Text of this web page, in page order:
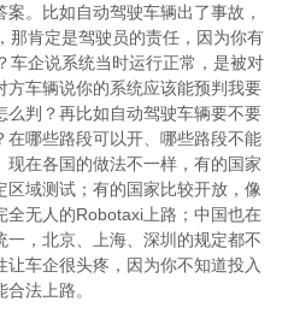
。比如自动驾驶车辆出了事故，
那肯定是驾驶员的责任，因为你有
车企说系统当时运行正常，是被对
车辆说你的系统应该能预判我要
判？再比如自动驾驶车辆要不要
哪些路段可以开、哪些路段不能
在各国的做法不一样，有的国家
区域测试；有的国家比较开放，像
全无人的Robotaxi上路；中国也在
一，北京、上海、深圳的规定都不
车企很头疼，因为你不知道投入
法上路。